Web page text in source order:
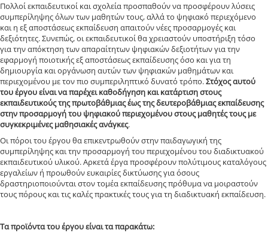
Πολλοί εκπαιδευτικοί και σχολεία προσπαθούν να προσφέρουν λύσεις
συμπερίληψης όλων των μαθητών τους, αλλά το ψηφιακό περιεχόμενο
και η εξ αποστάσεως εκπαίδευση απαιτούν νέες προσαρμογές και
δεξιότητες. Συνεπώς, οι εκπαιδευτικοί θα χρειαστούν υποστήριξη τόσο
για την απόκτηση των απαραίτητων ψηφιακών δεξιοτήτων για την
εφαρμογή ποιοτικής εξ αποστάσεως εκπαίδευσης όσο και για τη
δημιουργία και οργάνωση αυτών των ψηφιακών μαθημάτων και
περιεχομένου με τον πιο συμπεριληπτικό δυνατό τρόπο.Στόχος αυτού
του έργου είναι να παρέχει καθοδήγηση και κατάρτιση στους
εκπαιδευτικούς της πρωτοβάθμιας έως της δευτεροβάθμιας εκπαίδευσης
στην προσαρμογή του ψηφιακού περιεχομένου στους μαθητές τους με
συγκεκριμένες μαθησιακές ανάγκες.
Οι πόροι του έργου θα επικεντρωθούν στην παιδαγωγική της
συμπερίληψης και την προσαρμογή του περιεχομένου του διαδικτυακού
εκπαιδευτικού υλικού. Αρκετά έργα προσφέρουν πολύτιμους καταλόγους
εργαλείων ή προωθούν ευκαιρίες δικτύωσης για όσους
δραστηριοποιούνται στον τομέα εκπαίδευσης πρόθυμα να μοιραστούν
τους πόρους και τις καλές πρακτικές τους για τη διαδικτυακή εκπαίδευση.
Τα προϊόντα του έργου είναι τα παρακάτω: